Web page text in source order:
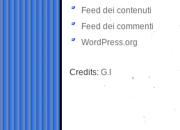
Feed dei contenuti
Feed dei commenti
WordPress.org
Credits: G.I